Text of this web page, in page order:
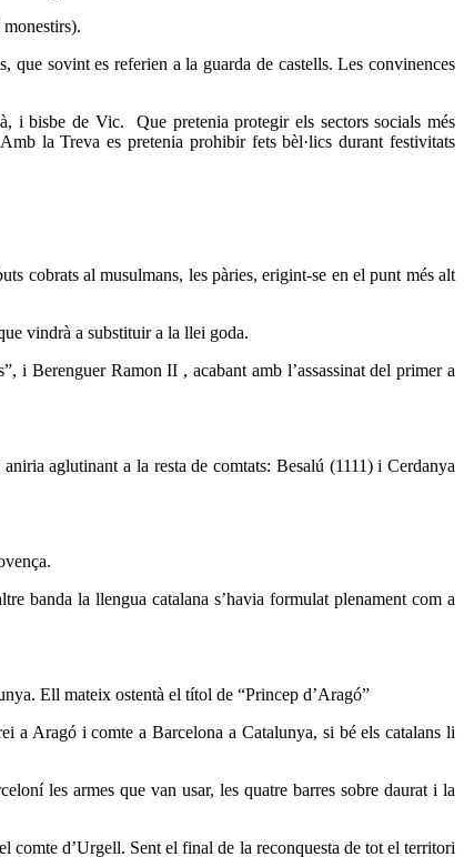
sovint es referien a la guarda de castells. Les convinences
i bisbe de Vic. Que pretenia protegir els sectors socials més
la Treva es pretenia prohibir fets bèl·lics durant festivitats
cobrats al musulmans, les pàries, erigint-se en el punt més alt
vindrà a substituir a la llei goda.
i Berenguer Ramon II , acabant amb l’assassinat del primer a
aglutinant a la resta de comtats: Besalú (1111) i Cerdanya
banda la llengua catalana s’havia formulat plenament com a
Ell mateix ostentà el títol de “Princep d’Aragó”
a Aragó i comte a Barcelona a Catalunya, si bé els catalans li
les armes que van usar, les quatre barres sobre daurat i la
comte d’Urgell. Sent el final de la reconquesta de tot el territori